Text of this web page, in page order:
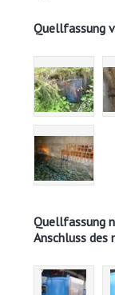
Quellfassung
Quellfassung
Anschluss des